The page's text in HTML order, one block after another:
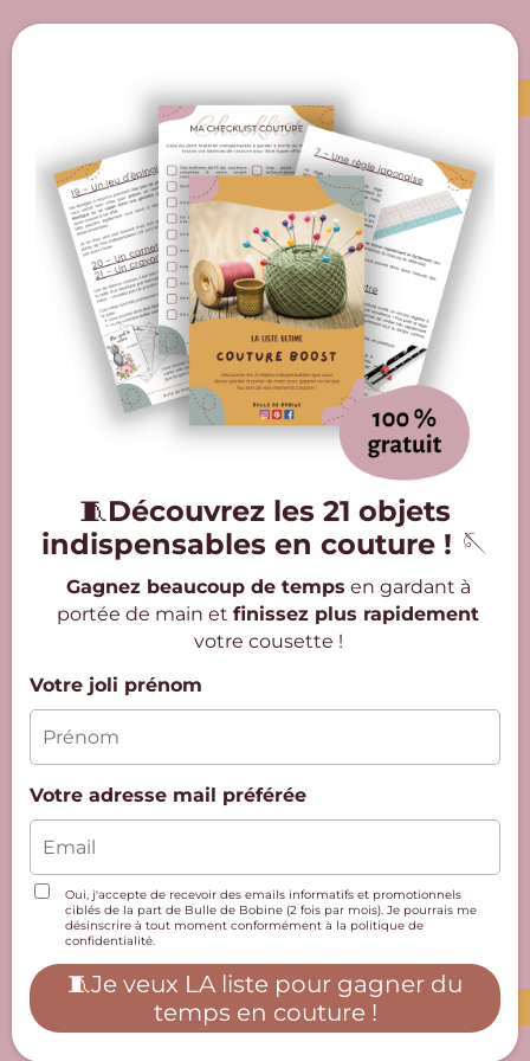
🧵Découvrez les 21 objets
indispensables en couture ! 🪡
Gagnez beaucoup de temps en gardant à
portée de main et finissez plus rapidement
votre cousette !
Votre joli prénom
Votre adresse mail préférée
Oui, j'accepte de recevoir des emails informatifs et promotionnels
ciblés de la part de Bulle de Bobine (2 fois par mois). Je pourrais me
désinscrire à tout moment conformément à la politique de
confidentialité.
🧵Je veux LA liste pour gagner du
temps en couture !